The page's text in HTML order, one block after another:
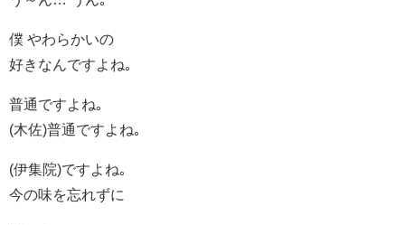
僕 やわらかいの
好きなんですよね｡
普通ですよね｡
(木佐)普通ですよね｡
(伊集院)ですよね｡
今の味を忘れずに